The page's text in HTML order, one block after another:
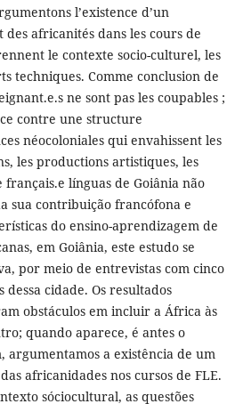
l’existence d’un
des africanités dans les cours de
le contexte socio-culturel, les
techniques. Comme conclusion de
ne sont pas les coupables ;
contre une structure
néocoloniales qui envahissent les
les productions artistiques, les
français.e línguas de Goiânia não
sua contribuição francófona e
do ensino-aprendizagem de
em Goiânia, este estudo se
por meio de entrevistas com cinco
cidade. Os resultados
obstáculos em incluir a África às
quando aparece, é antes o
argumentamos a existência de um
africanidades nos cursos de FLE.
sóciocultural, as questões